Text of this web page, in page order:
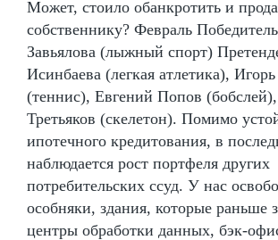
Может, стоило обанкротить и
собственнику? Февраль
Завьялова (лыжный спорт)
Исинбаева (легкая атлетика),
(теннис), Евгений Попов
Третьяков (скелетон). Помимо
ипотечного кредитования, в
наблюдается рост портфеля других
потребительских ссуд. У нас
особняки, здания, которые раньше
центры обработки данных, бэк-